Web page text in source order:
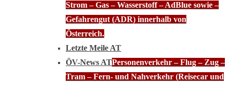
Strom – Gas – Wasserstoff – AdBlue sowie –
Gefahrengut (ADR) innerhalb von
Österreich.
Letzte Meile AT
ÖV-News ATPersonenverkehr – Flug – Zug –
Tram – Fern- und Nahverkehr (Reisecar und